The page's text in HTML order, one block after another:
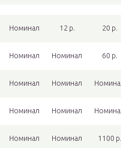
Номинал 12 р. 20 р.
Номинал Номинал 60 р.
Номинал Номинал
Номинал Номинал
Номинал Номинал 1100 р.